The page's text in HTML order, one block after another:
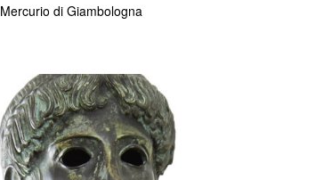
Mercurio di Giambologna